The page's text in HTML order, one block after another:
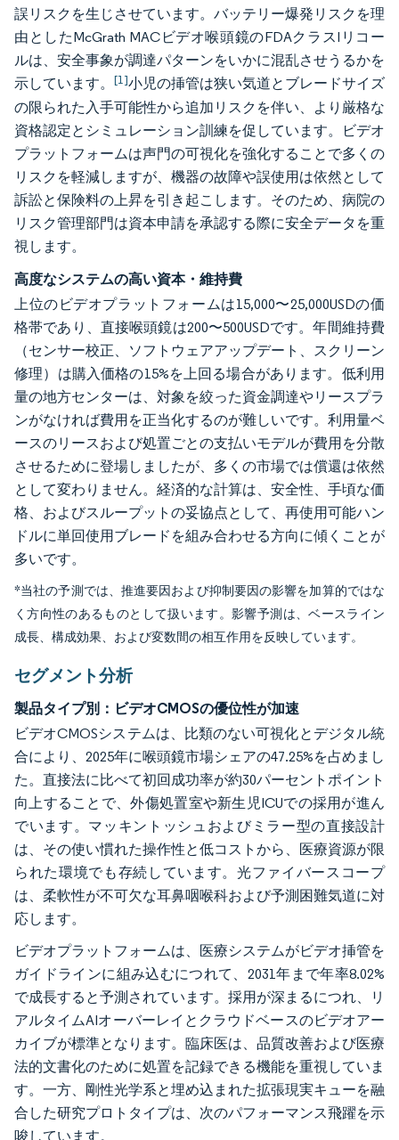
誤リスクを生じさせています。バッテリー爆発リスクを理
由としたMcGrath MACビデオ喉頭鏡のFDAクラスIリコー
ルは、安全事象が調達パターンをいかに混乱させうるかを
示しています。 [1]小児の挿管は狭い気道とブレードサイズ
の限られた入手可能性から追加リスクを伴い、より厳格な
資格認定とシミュレーション訓練を促しています。ビデオ
プラットフォームは声門の可視化を強化することで多くの
リスクを軽減しますが、機器の故障や誤使用は依然として
訴訟と保険料の上昇を引き起こします。そのため、病院の
リスク管理部門は資本申請を承認する際に安全データを重
視します。
高度なシステムの高い資本・維持費
上位のビデオプラットフォームは15,000〜25,000USDの価
格帯であり、直接喉頭鏡は200〜500USDです。年間維持費
（センサー校正、ソフトウェアアップデート、スクリーン
修理）は購入価格の15%を上回る場合があります。低利用
量の地方センターは、対象を絞った資金調達やリースプラ
ンがなければ費用を正当化するのが難しいです。利用量ベ
ースのリースおよび処置ごとの支払いモデルが費用を分散
させるために登場しましたが、多くの市場では償還は依然
として変わりません。経済的な計算は、安全性、手頃な価
格、およびスループットの妥協点として、再使用可能ハン
ドルに単回使用ブレードを組み合わせる方向に傾くことが
多いです。
*当社の予測では、推進要因および抑制要因の影響を加算的ではな
く方向性のあるものとして扱います。影響予測は、ベースライン
成長、構成効果、および変数間の相互作用を反映しています。
セグメント分析
製品タイプ別：ビデオCMOSの優位性が加速
ビデオCMOSシステムは、比類のない可視化とデジタル統
合により、2025年に喉頭鏡市場シェアの47.25%を占めまし
た。直接法に比べて初回成功率が約30パーセントポイント
向上することで、外傷処置室や新生児ICUでの採用が進ん
でいます。マッキントッシュおよびミラー型の直接設計
は、その使い慣れた操作性と低コストから、医療資源が限
られた環境でも存続しています。光ファイバースコープ
は、柔軟性が不可欠な耳鼻咽喉科および予測困難気道に対
応します。
ビデオプラットフォームは、医療システムがビデオ挿管を
ガイドラインに組み込むにつれて、2031年まで年率8.02%
で成長すると予測されています。採用が深まるにつれ、リ
アルタイムAIオーバーレイとクラウドベースのビデオアー
カイブが標準となります。臨床医は、品質改善および医療
法的文書化のために処置を記録できる機能を重視していま
す。一方、剛性光学系と埋め込まれた拡張現実キューを融
合した研究プロトタイプは、次のパフォーマンス飛躍を示
唆しています。